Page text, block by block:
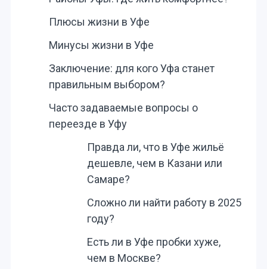
Плюсы жизни в Уфе
Минусы жизни в Уфе
Заключение: для кого Уфа станет
правильным выбором?
Часто задаваемые вопросы о
переезде в Уфу
Правда ли, что в Уфе жильё
дешевле, чем в Казани или
Самаре?
Сложно ли найти работу в 2025
году?
Есть ли в Уфе пробки хуже,
чем в Москве?